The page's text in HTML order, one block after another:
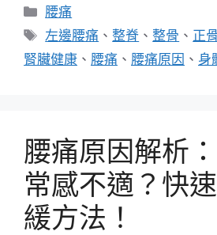
分
類
腰痛
標
籤
左邊腰痛 、整脊 、整骨 、 正
腎臟健康 、 腰痛 、 腰痛原因 、 身
腰痛原因解析
常感不適？快
緩方法！